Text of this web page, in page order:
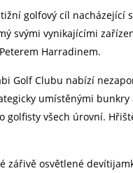
golfový cíl nacházející
svými vynikajícími
Harradinem.
Golf Clubu nabízí
umístěnými
golfisty všech úrovní.
zářivě osvětlené